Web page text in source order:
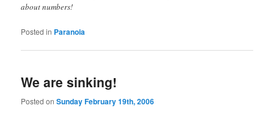
about numbers!
Posted in Paranoia
We are sinking!
Posted onSunday February 19th, 2006